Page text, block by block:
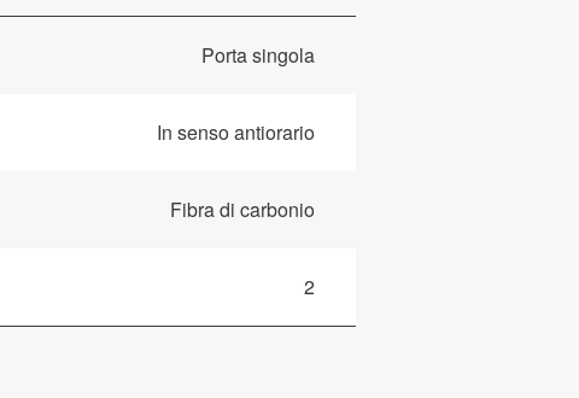
Porta singola
In senso antiorario
Fibra di carbonio
2